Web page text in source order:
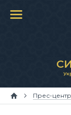
Прес-центр